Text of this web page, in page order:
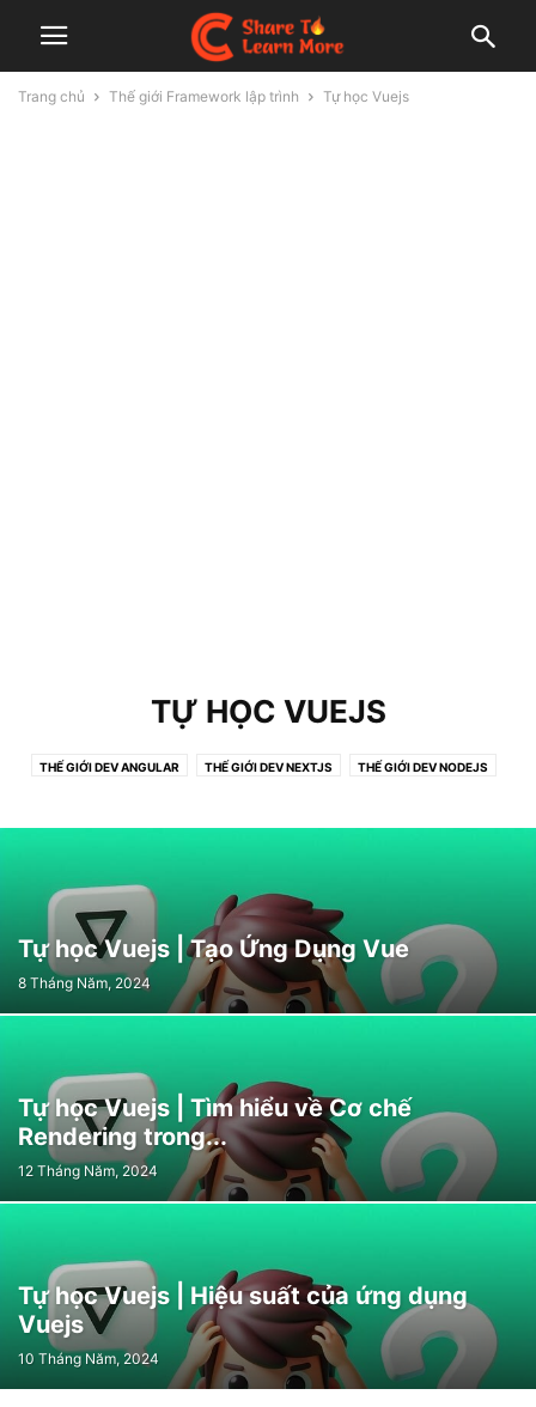
Trang chủ Thế giới Framework lập trình Tự học Vuejs
TỰ HỌC VUEJS
THẾ GIỚI DEV ANGULAR THẾ GIỚI DEV NEXTJS THẾ GIỚI DEV NODEJS
THẾ GIỚI DEV REACTJS THẾ GIỚI DEV RUBY ON RAILS THẾ GIỚI FLUTTER
Tự học Vuejs | Tạo Ứng Dụng Vue
8 Tháng Năm, 2024
Tự học Vuejs | Tìm hiểu về Cơ chế
Rendering trong...
12 Tháng Năm, 2024
Tự học Vuejs | Hiệu suất của ứng dụng
Vuejs
10 Tháng Năm, 2024